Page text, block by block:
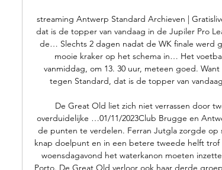
streaming Antwerp Standard Archieven |
dat is de topper van vandaag in de Jupiler Pro
de… Slechts 2 dagen nadat de WK finale werd
mooie kraker op het schema in… Het
vanmiddag, om 13. 30 uur, meteen goed.
tegen Standard, dat is de topper van
De Great Old liet zich niet verrassen door
overduidelijke …01/11/2023Club Brugge en
de punten te verdelen. Ferran Jutgla zorgde op
knap doelpunt en in een betere tweede helft
woensdagavond het waterkanon moeten
Porto. De Great Old verloor ook haar derde